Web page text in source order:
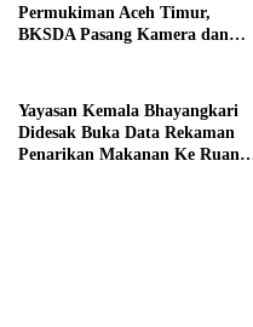
Permukiman Aceh Timur,
BKSDA Pasang Kamera dan
Yayasan Kemala Bhayangkari
Didesak Buka Data Rekaman
Penarikan Makanan Ke Ruang